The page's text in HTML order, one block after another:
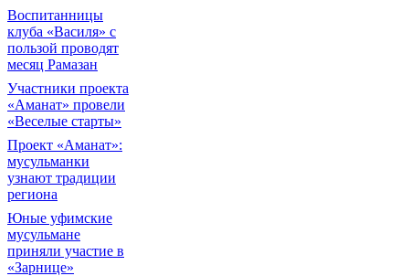
Воспитанницы
клуба «Василя» с
пользой проводят
месяц Рамазан
Участники проекта
«Аманат» провели
«Веселые старты»
Проект «Аманат»:
мусульманки
узнают традиции
региона
Юные уфимские
мусульмане
приняли участие в
«Зарнице»